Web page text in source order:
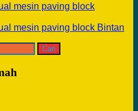
mesin paving block
mesin paving block Bintan